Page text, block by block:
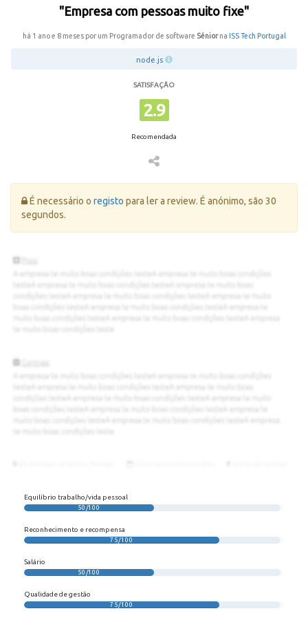
"Empresa com pessoas muito fixe"
há 1 ano e 8 meses por um Programador de software Séniorna ISS Tech Portugal
node.js
SATISFAÇÃO
2.9
Recomendada
Erro:
É necessário o registo para ler a review. É anónimo, são 30
segundos.
Equilíbrio trabalho/vida pessoal
50/100
Reconhecimento e recompensa
75/100
Salário
50/100
Qualidade de gestão
75/100